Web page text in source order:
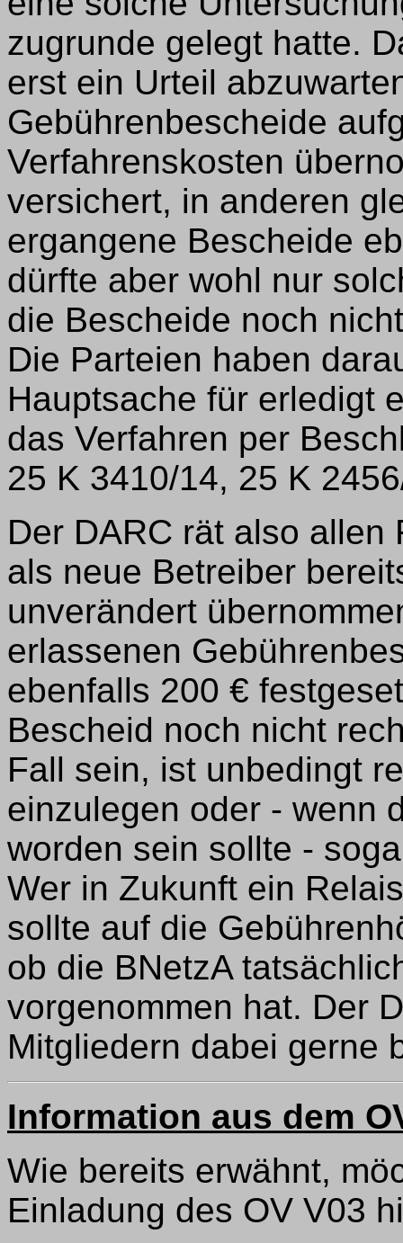
zugrunde gelegt hatte.
erst ein Urteil
Gebührenbescheide
Verfahrenskosten
versichert, in anderen
ergangene Bescheide
dürfte aber wohl nur
die Bescheide noch
Die Parteien haben
Hauptsache für erledigt
das Verfahren per
25 K 3410/14, 25 K
Der DARC rät also
als neue Betreiber
unverändert
erlassenen
ebenfalls 200 €
Bescheid noch nicht
Fall sein, ist unbedingt
einzulegen oder - wenn
worden sein sollte -
Wer in Zukunft ein
sollte auf die
ob die BNetzA
vorgenommen hat. Der
Mitgliedern dabei gerne
Information aus dem
Wie bereits erwähnt,
Einladung des OV V03